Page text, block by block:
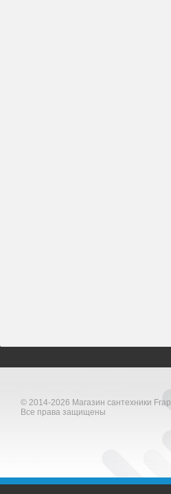
© 2014-2026 Магазин сантехники Frap
Все права защищены